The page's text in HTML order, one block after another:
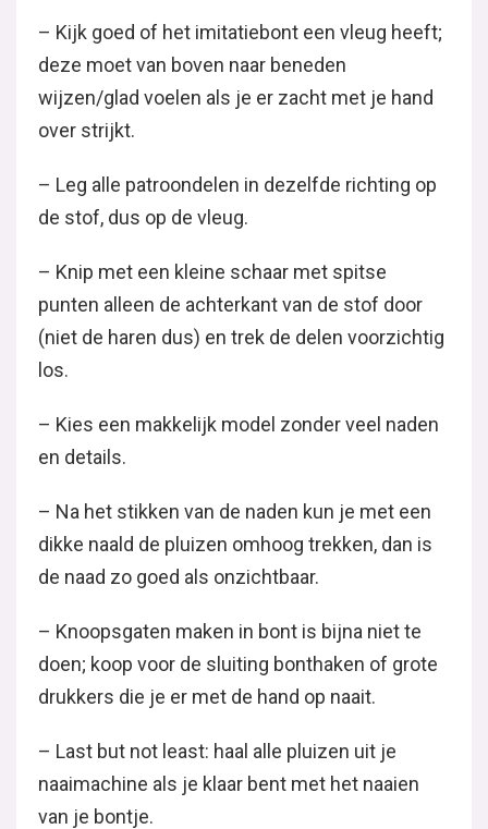
– Kijk goed of het imitatiebont een vleug heeft;
deze moet van boven naar beneden
wijzen/glad voelen als je er zacht met je hand
over strijkt.
– Leg alle patroondelen in dezelfde richting op
de stof, dus op de vleug.
– Knip met een kleine schaar met spitse
punten alleen de achterkant van de stof door
(niet de haren dus) en trek de delen voorzichtig
los.
– Kies een makkelijk model zonder veel naden
en details.
– Na het stikken van de naden kun je met een
dikke naald de pluizen omhoog trekken, dan is
de naad zo goed als onzichtbaar.
– Knoopsgaten maken in bont is bijna niet te
doen; koop voor de sluiting bonthaken of grote
drukkers die je er met de hand op naait.
– Last but not least: haal alle pluizen uit je
naaimachine als je klaar bent met het naaien
van je bontje.